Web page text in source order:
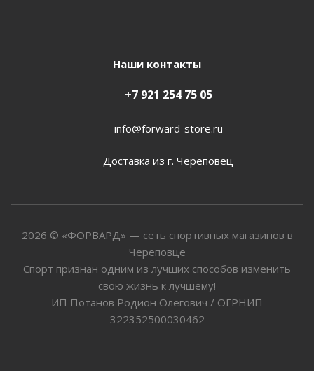
Наши контакты
+7 921 254 75 05
info@forward-store.ru
Доставка из г. Череповец
2026 © «ФОРВАРД» — сеть спортивных магазинов в
Череповце
Спорт признан одним из лучших способов изменить
свою жизнь к лучшему!
ИП Потанов Родион Олегович / ОГРНИП
322352500030462